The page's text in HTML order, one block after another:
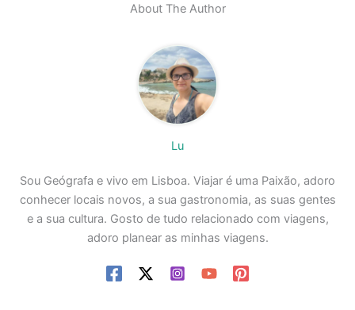
About The Author
Lu
Sou Geógrafa e vivo em Lisboa. Viajar é uma Paixão, adoro
conhecer locais novos, a sua gastronomia, as suas gentes
e a sua cultura. Gosto de tudo relacionado com viagens,
adoro planear as minhas viagens.